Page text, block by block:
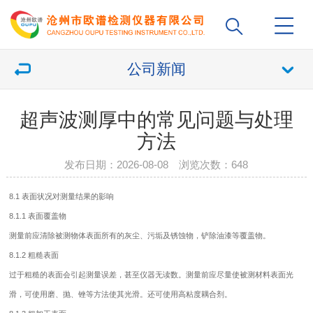
公司新闻
超声波测厚中的常见问题与处理
方法
发布日期：2026-08-08 浏览次数： 648
8.1 表面状况对测量结果的影响
8.1.1 表面覆盖物
测量前应清除被测物体表面所有的灰尘、污垢及锈蚀物，铲除油漆等覆盖物。
8.1.2 粗糙表面
过于粗糙的表面会引起测量误差，甚至仪器无读数。测量前应尽量使被测材料表面光
滑，可使用磨、抛、锉等方法使其光滑。还可使用高粘度耦合剂。